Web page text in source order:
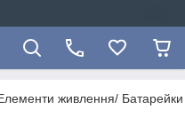
живлення/ Батарейки